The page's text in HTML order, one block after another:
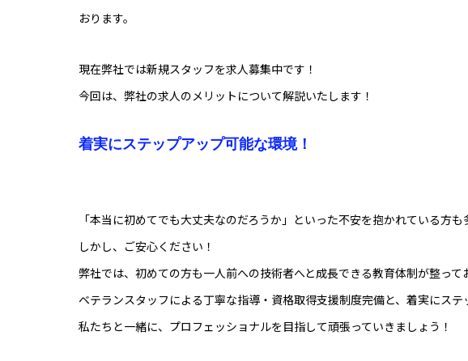
おります。
現在弊社では新規スタッフを求人募集中です！
今回は、弊社の求人のメリットについて解説いたします！
着実にステップアップ可能な環境！
「本当に初めてでも大丈夫なのだろうか」といった不安を抱かれている方も
しかし、ご安心ください！
弊社では、初めての方も一人前への技術者へと成長できる教育体制が整って
ベテランスタッフによる丁寧な指導・資格取得支援制度完備と、着実にステ
私たちと一緒に、プロフェッショナルを目指して頑張っていきましょう！